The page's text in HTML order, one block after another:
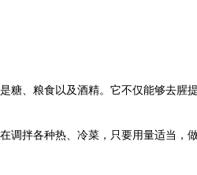
、粮食以及酒精。它不仅能够去腥
拌各种热、冷菜，只要用量适当，